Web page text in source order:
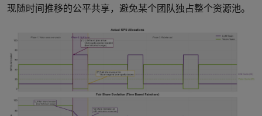
现随时间推移的公平共享，避免某个团队独占整个资源池。